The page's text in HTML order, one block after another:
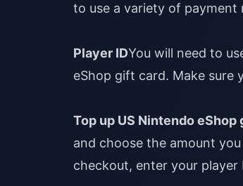
to use a variety of payment
Player IDYou will need to
eShop gift card. Make sure
Top up US Nintendo eShop
and choose the amount
checkout, enter your player